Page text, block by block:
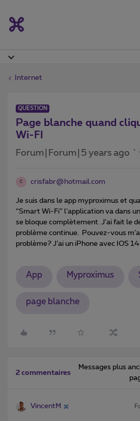
Internet
QUESTION
Page blanche quand
Wi-FI
Forum|Forum|5 years ago
C crisfabr@hotmail.com
Je suis dans le app myproximus et
“Smart Wi-Fi” l’application va dans
se bloque complètement. J’ai fait le
problème continue. Pouvez-vous
problème? J’ai un iPhone avec IOS
App Myproximus
page blanche
2 commentaires
Messages plus
VincentM